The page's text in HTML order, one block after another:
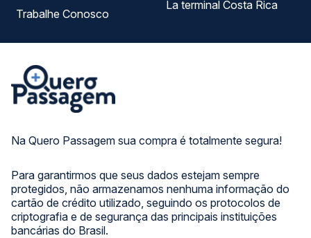
Na Quero Passagem sua compra é totalmente segura!
Para garantirmos que seus dados estejam sempre
protegidos, não armazenamos nenhuma informação do
cartão de crédito utilizado, seguindo os protocolos de
criptografia e de segurança das principais instituições
bancárias do Brasil.
Trabalhe Conosco
La terminal Costa Rica